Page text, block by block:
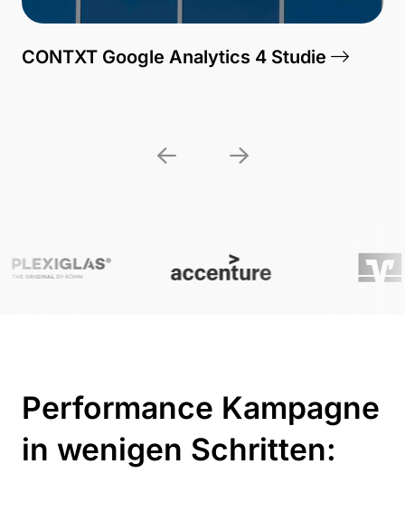
Analytics 4 Studie Leadgenerierung
Performance Kampagne
in wenigen Schritten: